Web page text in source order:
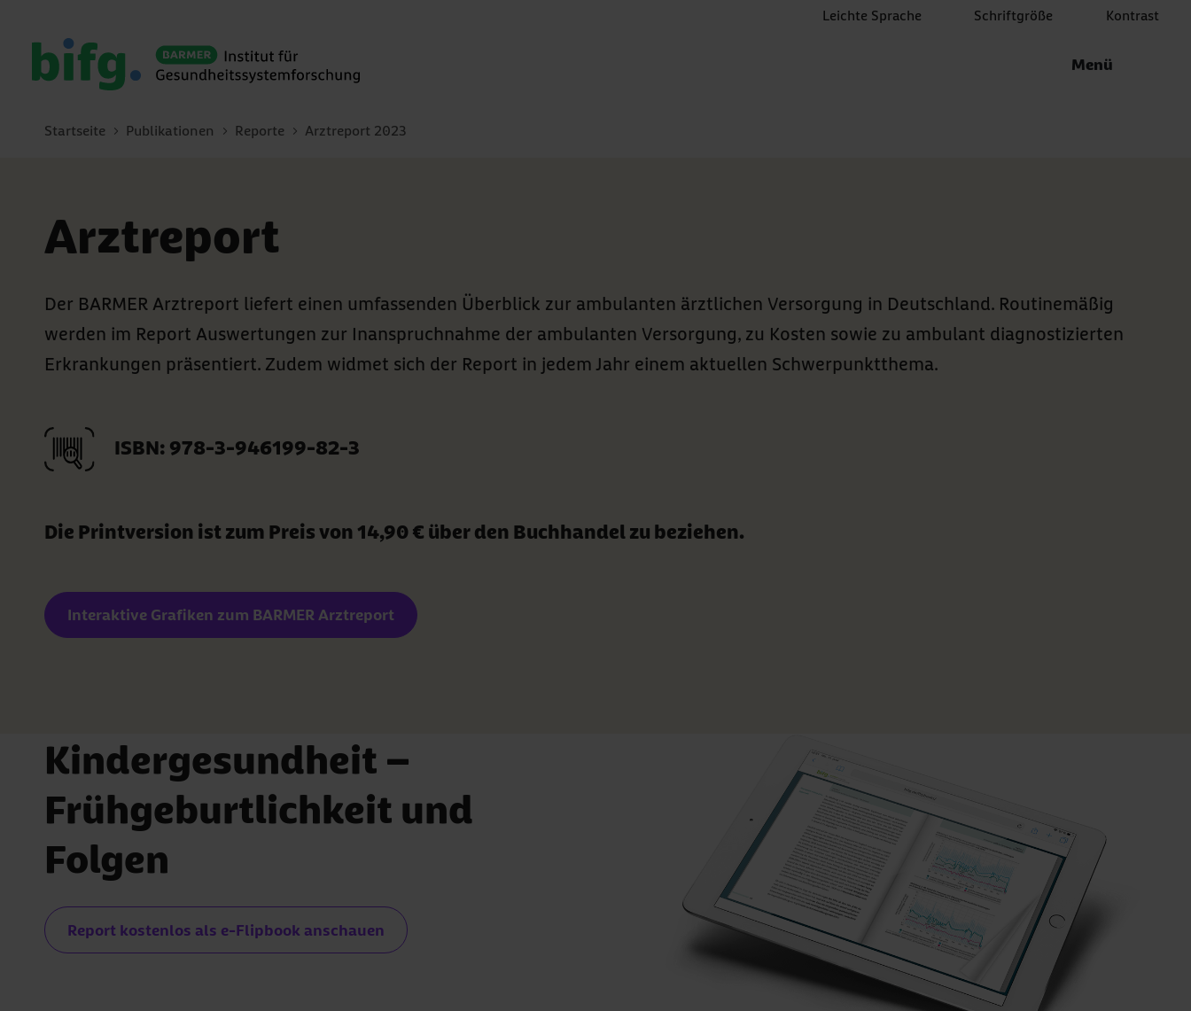
Leichte Sprache Schriftgröße Kontrast
Menü
Startseite Publikationen Reporte Arztreport 2023
Arztreport
Der BARMER Arztreport liefert einen umfassenden Überblick zur ambulanten ärztlichen Versorgung in Deutschland. Routinemäßig
werden im Report Auswertungen zur Inanspruchnahme der ambulanten Versorgung, zu Kosten sowie zu ambulant diagnostizierten
Erkrankungen präsentiert. Zudem widmet sich der Report in jedem Jahr einem aktuellen Schwerpunktthema.
ISBN: 978-3-946199-82-3
Die Printversion ist zum Preis von 14,90 € über den Buchhandel zu beziehen.
Interaktive Grafiken zum BARMER Arztreport
Kindergesundheit –
Frühgeburtlichkeit und
Folgen
Report kostenlos als e-Flipbook anschauen